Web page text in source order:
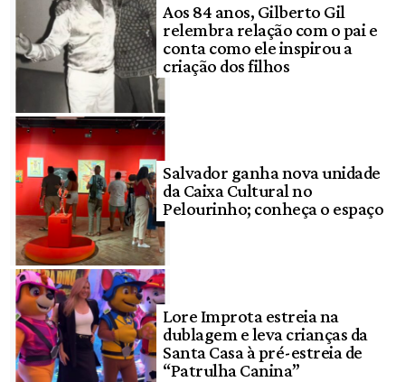
Aos 84 anos, Gilberto Gil
relembra relação com o pai e
conta como ele inspirou a
criação dos filhos
Salvador ganha nova unidade
da Caixa Cultural no
Pelourinho; conheça o espaço
Lore Improta estreia na
dublagem e leva crianças da
Santa Casa à pré-estreia de
“Patrulha Canina”